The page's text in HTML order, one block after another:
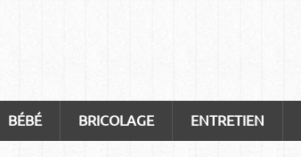
BÉBÉ BRICOLAGE ENTRETIEN